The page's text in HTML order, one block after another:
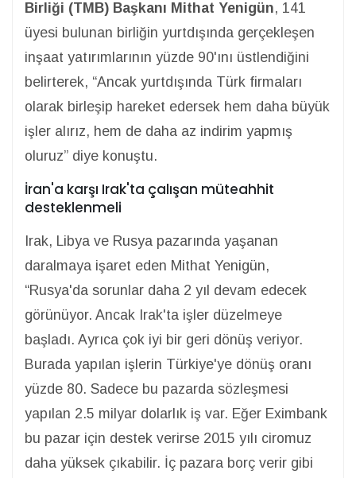
Birliği (TMB) Başkanı Mithat Yenigün, 141
üyesi bulunan birliğin yurtdışında gerçekleşen
inşaat yatırımlarının yüzde 90'ını üstlendiğini
belirterek, “Ancak yurtdışında Türk firmaları
olarak birleşip hareket edersek hem daha büyük
işler alırız, hem de daha az indirim yapmış
oluruz” diye konuştu.
İran'a karşı Irak'ta çalışan müteahhit
desteklenmeli
Irak, Libya ve Rusya pazarında yaşanan
daralmaya işaret eden Mithat Yenigün,
“Rusya'da sorunlar daha 2 yıl devam edecek
görünüyor. Ancak Irak'ta işler düzelmeye
başladı. Ayrıca çok iyi bir geri dönüş veriyor.
Burada yapılan işlerin Türkiye'ye dönüş oranı
yüzde 80. Sadece bu pazarda sözleşmesi
yapılan 2.5 milyar dolarlık iş var. Eğer Eximbank
bu pazar için destek verirse 2015 yılı ciromuz
daha yüksek çıkabilir. İç pazara borç verir gibi